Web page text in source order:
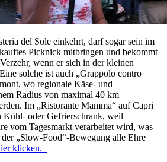
del Sole einkehrt, darf sogar sein im
Picknick mitbringen und bekommt
wenn er sich in der kleinen
solche ist auch „Grappolo contro
wo regionale Käse- und
Radius von maximal 40 km
Im „Ristorante Mamma“ auf Capri
Kühl- oder Gefrierschrank, weil
vom Tagesmarkt verarbeitet wird, was
„Slow-Food“-Bewegung alle Ehre
klicken.